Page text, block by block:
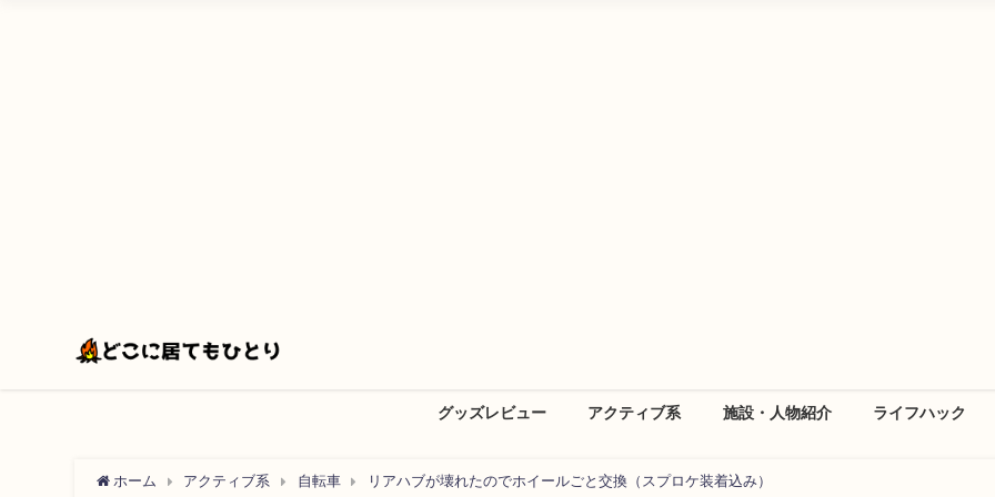
グッズレビュー アクティブ系 施設・人物紹介 ライフハック
ホーム アクティブ系 自転車 リアハブが壊れたのでホイールごと交換（スプロケ装着込み）